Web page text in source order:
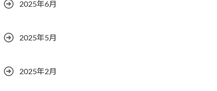
2025年6月
2025年5月
2025年2月